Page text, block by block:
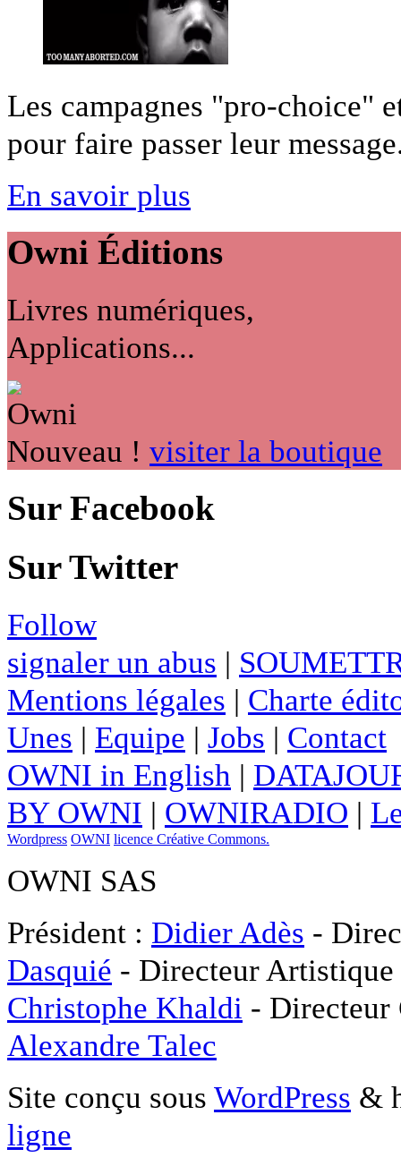
Les campagnes "pro-choice"
pour faire passer leur
En savoir plus
Owni Éditions
Livres numériques,
Applications...
Nouveau ! visiter la boutique
Sur Facebook
Sur Twitter
Follow
signaler un abus |
Mentions légales | Charte
Unes | Equipe | Jobs | Contact
OWNI in English |
BY OWNI | OWNIRADIO |
Wordpress OWNI licence Créative Commons.
OWNI SAS
Président : Didier Adès -
Dasquié - Directeur
Christophe Khaldi -
Alexandre Talec
Site conçu sous WordPress &
ligne